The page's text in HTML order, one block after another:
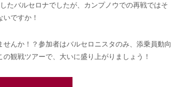
たバルセロナでしたが、カンプノウでの再戦ではそ
ですか！
んか！？参加者はバルセロニスタのみ、添乗員動向
観戦ツアーで、大いに盛り上がりましょう！